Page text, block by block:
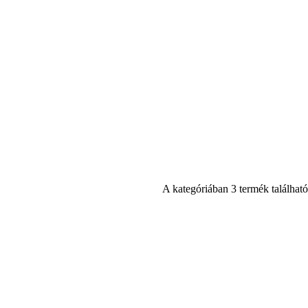
A kategóriában 3 termék